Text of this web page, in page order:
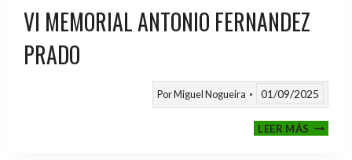
VI MEMORIAL ANTONIO FERNANDEZ
PRADO
PorMiguel Nogueira 01/09/2025
LEER MÁSVI